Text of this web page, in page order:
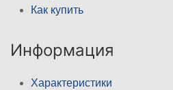
Как купить
Информация
Характеристики